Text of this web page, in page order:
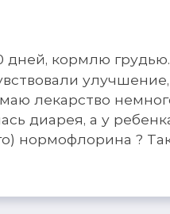
дней, кормлю
лекарство
диарея, а у
нормофлорина ?